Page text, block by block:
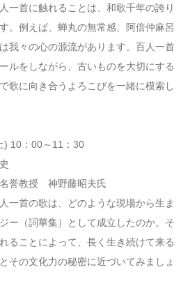
一首に触れることは、和歌千年の誇り
。例えば、蝉丸の無常感、阿倍仲麻呂
我々の心の源流があります。百人一首
ルをしながら、古いものを大切にする
歌に向き合うよろこびを一緒に模索し
10：00～11：30
誉教授 神野藤昭夫氏
一首の歌は、どのような現場から生ま
ー（詞華集）として成立したのか。そ
ることによって、長く生き続けて来る
その文化力の秘密に近づいてみましょ